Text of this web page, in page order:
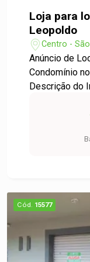
Loja para
Leopoldo
Centro -
Anúncio de
Condomínio
Descrição do Imóvel: Você
expandir o
locação uma
localizado no
Área Útil:
Situada em
da cidade,
acesso a transporte
Visibilidade:
Cód. 15577